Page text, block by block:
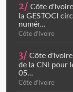
2/ Côte
la GESTOCI
numér...
Côte d'Ivoire
3/ Côte
de la CNI pour
05...
Côte d'Ivoire